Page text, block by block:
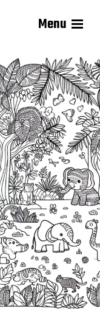
Menu